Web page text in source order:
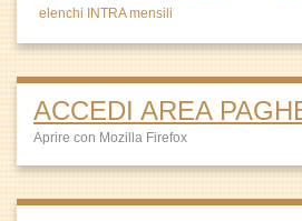
elenchi INTRA mensili
ACCEDI AREA
Aprire con Mozilla Firefox